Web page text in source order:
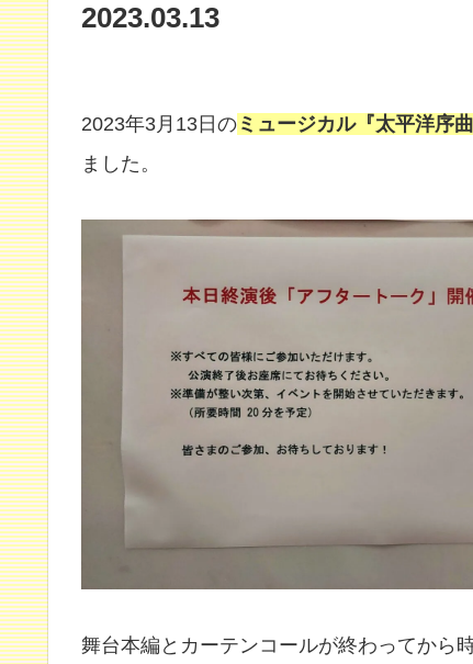
2023.03.13
2023年3月13日の ミュージカル『太平洋序
ました。
舞台本編とカーテンコールが終わってから